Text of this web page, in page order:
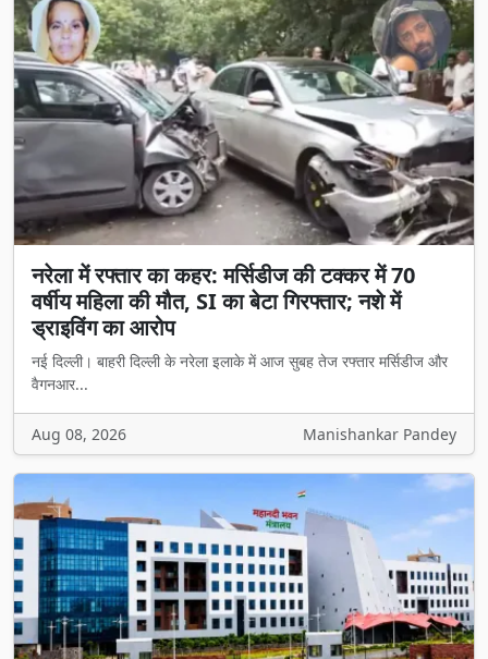
नरेला में रफ्तार का कहर: मर्सिडीज की टक्कर में 70
वर्षीय महिला की मौत, SI का बेटा गिरफ्तार; नशे में
ड्राइविंग का आरोप
नई दिल्ली। बाहरी दिल्ली के नरेला इलाके में आज सुबह तेज रफ्तार मर्सिडीज और
वैगनआर...
Aug 08, 2026 Manishankar Pandey